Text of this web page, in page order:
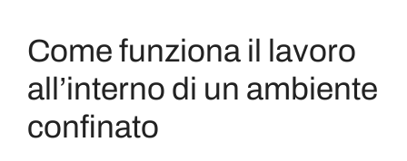
Come funziona il lavoro
all’interno di un ambiente
confinato